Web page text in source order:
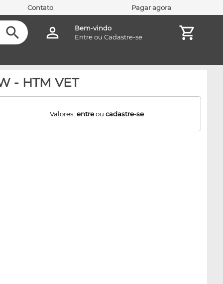
Contato Pagar agora
Bem-vindo
Entreou Cadastre-se
- HTM VET
Valores:entreoucadastre-se